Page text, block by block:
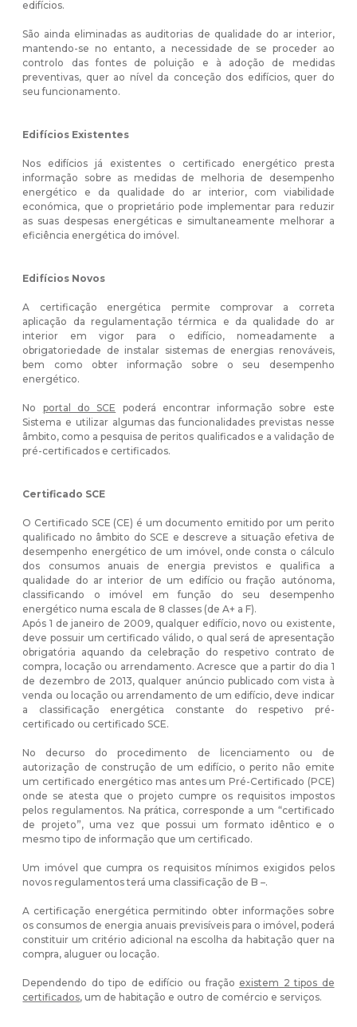
edifícios.
São ainda eliminadas as auditorias de qualidade do ar interior,
mantendo-se no entanto, a necessidade de se proceder ao
controlo das fontes de poluição e à adoção de medidas
preventivas, quer ao nível da conceção dos edifícios, quer do
seu funcionamento.
Edifícios Existentes
Nos edifícios já existentes o certificado energético presta
informação sobre as medidas de melhoria de desempenho
energético e da qualidade do ar interior, com viabilidade
económica, que o proprietário pode implementar para reduzir
as suas despesas energéticas e simultaneamente melhorar a
eficiência energética do imóvel.
Edifícios Novos
A certificação energética permite comprovar a correta
aplicação da regulamentação térmica e da qualidade do ar
interior em vigor para o edifício, nomeadamente a
obrigatoriedade de instalar sistemas de energias renováveis,
bem como obter informação sobre o seu desempenho
energético.
No portal do SCE
poderá encontrar informação sobre este
Sistema e utilizar algumas das funcionalidades previstas nesse
âmbito, como a pesquisa de peritos qualificados e a validação de
pré-certificados e certificados.
Certificado SCE
O Certificado SCE (CE) é um documento emitido por um perito
qualificado no âmbito do SCE e descreve a situação efetiva de
desempenho energético de um imóvel, onde consta o cálculo
dos consumos anuais de energia previstos e qualifica a
qualidade do ar interior de um edifício ou fração autónoma,
classificando o imóvel em função do seu desempenho
energético numa escala de 8 classes (de A+ a F).
Após 1 de janeiro de 2009, qualquer edifício, novo ou existente,
deve possuir um certificado válido, o qual será de apresentação
obrigatória aquando da celebração do respetivo contrato de
compra, locação ou arrendamento. Acresce que a partir do dia 1
de dezembro de 2013, qualquer anúncio publicado com vista à
venda ou locação ou arrendamento de um edifício, deve indicar
a classificação energética constante do respetivo pré-
certificado ou certificado SCE.
No decurso do procedimento de licenciamento ou de
autorização de construção de um edifício, o perito não emite
um certificado energético mas antes um Pré-Certificado (PCE)
onde se atesta que o projeto cumpre os requisitos impostos
pelos regulamentos. Na prática, corresponde a um “certificado
de projeto”, uma vez que possui um formato idêntico e o
mesmo tipo de informação que um certificado.
Um imóvel que cumpra os requisitos mínimos exigidos pelos
novos regulamentos terá uma classificação de B –.
A certificação energética permitindo obter informações sobre
os consumos de energia anuais previsíveis para o imóvel, poderá
constituir um critério adicional na escolha da habitação quer na
compra, aluguer ou locação.
Dependendo do tipo de edifício ou fração existem 2 tipos de
certificados, um de habitação e outro de comércio e serviços.